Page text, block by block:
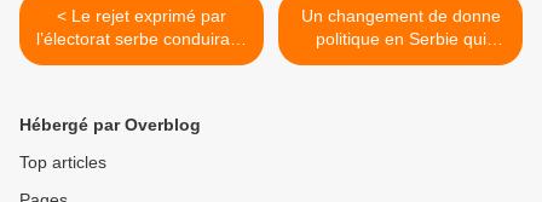
< Le rejet exprimé par
l’électorat serbe conduira-t-
il vers le repli nationaliste ?
Un changement de donne
politique en Serbie qui
apporte de nouveaux
Hébergé par Overblog
Top articles